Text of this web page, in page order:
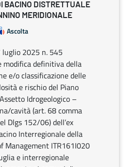
BACINO DISTRETTUALE
MERIDIONALE
Ascolta
luglio 2025 n. 545
modifica definitiva della
e/o classificazione delle
e rischio del Piano
Idrogeologico –
cavità (art. 68 comma
Dlgs 152/06) dell’ex
Interregionale della
Management ITR161I020
e interregionale